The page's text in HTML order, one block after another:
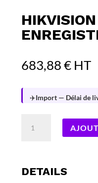
683,88€ HT
✈️Import — Délai de
I2/VPro
DETAILS
Caméras & Sécurité
Réseau
Onduleurs